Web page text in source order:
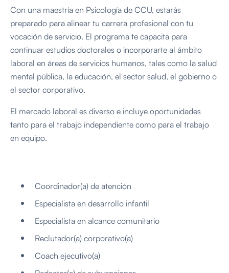
Con una maestría en Psicología de CCU, estarás
preparado para alinear tu carrera profesional con tu
vocación de servicio. El programa te capacita para
continuar estudios doctorales o incorporarte al ámbito
laboral en áreas de servicios humanos, tales como la salud
mental pública, la educación, el sector salud, el gobierno o
el sector corporativo.
El mercado laboral es diverso e incluye oportunidades
tanto para el trabajo independiente como para el trabajo
en equipo.
Coordinador(a) de atención
Especialista en desarrollo infantil
Especialista en alcance comunitario
Reclutador(a) corporativo(a)
Coach ejecutivo(a)